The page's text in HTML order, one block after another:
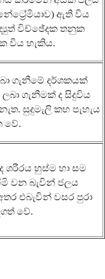
ඇති විය
විච්ඡේදක තනුක
විය හැකිය.
ගැනීමේ දර්ශකයක්
ගැනීමක් ද සිදුවිය
සුදුමැලි කහ පැහැය
වේ.
ශරීරය හුස්ම හා සම
වන බැවින් ජලය
එබැවින් වසර පුරා
වේ.